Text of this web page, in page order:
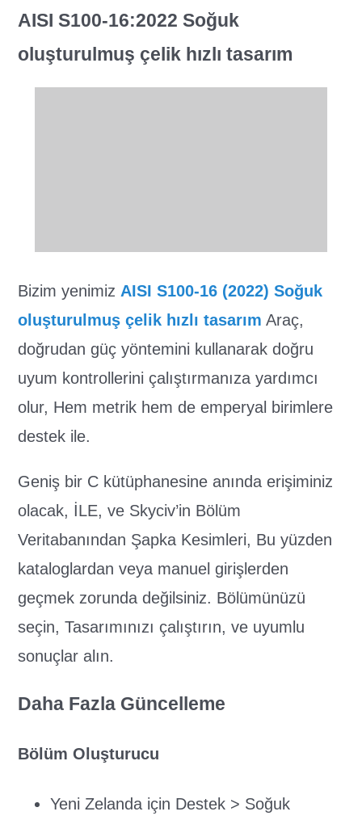
AISI S100-16:2022 Soğuk
oluşturulmuş çelik hızlı tasarım
Bizim yenimiz AISI S100-16 (2022) Soğuk
oluşturulmuş çelik hızlı tasarım Araç,
doğrudan güç yöntemini kullanarak doğru
uyum kontrollerini çalıştırmanıza yardımcı
olur, Hem metrik hem de emperyal birimlere
destek ile.
Geniş bir C kütüphanesine anında erişiminiz
olacak, İLE, ve Skyciv’in Bölüm
Veritabanından Şapka Kesimleri, Bu yüzden
kataloglardan veya manuel girişlerden
geçmek zorunda değilsiniz. Bölümünüzü
seçin, Tasarımınızı çalıştırın, ve uyumlu
sonuçlar alın.
Daha Fazla Güncelleme
Bölüm Oluşturucu
Yeni Zelanda için Destek > Soğuk